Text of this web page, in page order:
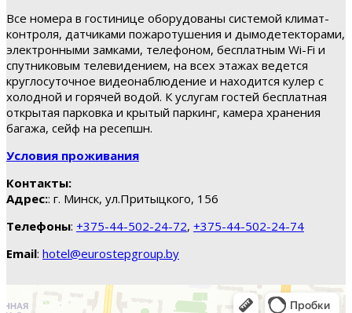
Все номера в гостинице оборудованы системой климат-
контроля, датчиками пожаротушения и дымодетекторами,
электронными замками, телефоном, бесплатным Wi-Fi и
спутниковым телевидением, на всех этажах ведется
круглосуточное видеонаблюдение и находится кулер с
холодной и горячей водой. К услугам гостей бесплатная
открытая парковка и крытый паркинг, камера хранения
багажа, сейф на ресепшн.
Условия проживания
Контакты:
Адрес:: г. Минск, ул.Притыцкого, 156
Телефоны: +375-44-502-24-72, +375-44-502-24-74
Email: hotel@eurostepgroup.by